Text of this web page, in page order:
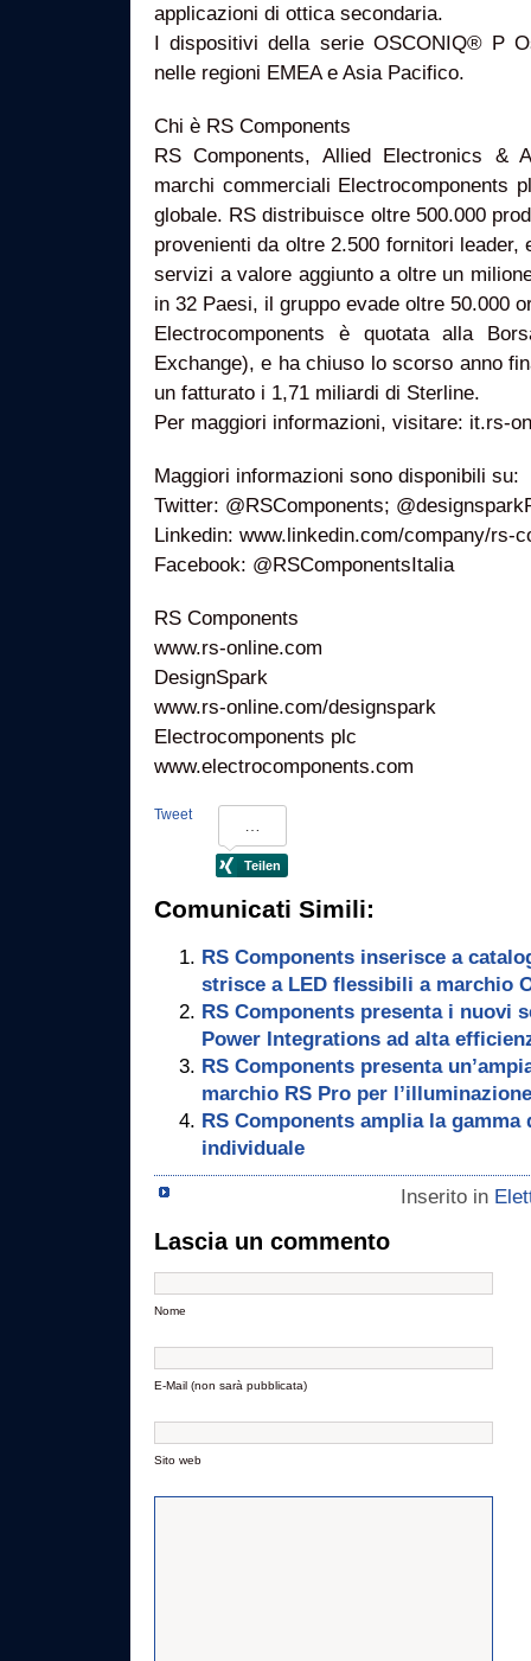
applicazioni di ottica secondaria.
I dispositivi della serie OSCONIQ® P
nelle regioni EMEA e Asia Pacifico.
Chi è RS Components
RS Components, Allied Electronics &
marchi commerciali Electrocomponents
globale. RS distribuisce oltre 500.000
provenienti da oltre 2.500 fornitori leader,
servizi a valore aggiunto a oltre un
in 32 Paesi, il gruppo evade oltre 50.000
Electrocomponents è quotata alla
Exchange), e ha chiuso lo scorso anno
un fatturato i 1,71 miliardi di Sterline.
Per maggiori informazioni, visitare: it.rs-
Maggiori informazioni sono disponibili su:
Twitter: @RSComponents;
Linkedin: www.linkedin.com/company/rs-
Facebook: @RSComponentsItalia
RS Components
www.rs-online.com
DesignSpark
www.rs-online.com/designspark
Electrocomponents plc
www.electrocomponents.com
Tweet
Comunicati Simili:
RS Components inserisce a
strisce a LED flessibili a marchio
RS Components presenta i nuovi
Power Integrations ad alta
RS Components presenta
marchio RS Pro per
RS Components amplia la
individuale
Inserito in
Lascia un commento
Nome
E-Mail (non sarà pubblicata)
Sito web